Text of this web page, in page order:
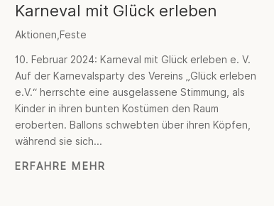
Karneval mit Glück erleben
Aktionen Feste
10. Februar 2024: Karneval mit Glück erleben e. V.
Auf der Karnevalsparty des Vereins „Glück erleben
e.V.“ herrschte eine ausgelassene Stimmung, als
Kinder in ihren bunten Kostümen den Raum
eroberten. Ballons schwebten über ihren Köpfen,
während sie sich...
ERFAHRE MEHR